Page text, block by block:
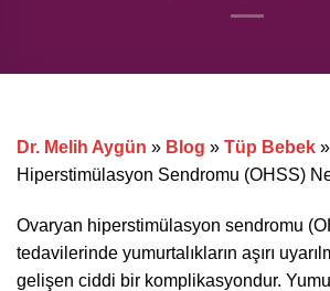
Dr. Melih Aygün » Blog » Tüp Bebek »
Hiperstimülasyon Sendromu (OHSS)
Ovaryan hiperstimülasyon sendromu
tedavilerinde yumurtalıkların aşırı
gelişen ciddi bir komplikasyondur.